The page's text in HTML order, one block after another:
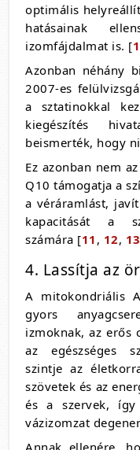
optimális
hatásainak
izomfájdalmat is. [
Azonban néhány
2007-es
a sztatinokkal
kiegészítés
beismerték, hogy
Ez azonban nem
Q10 támogatja a
a véráramlást,
kapacitását a
számára [11 , 12, 13
4. Lassítja az
A mitokondriális
gyors
izmoknak, az erős
az egészséges
szintje az
szövetek és az
és a szervek,
vázizomzat
Annak ellenére,